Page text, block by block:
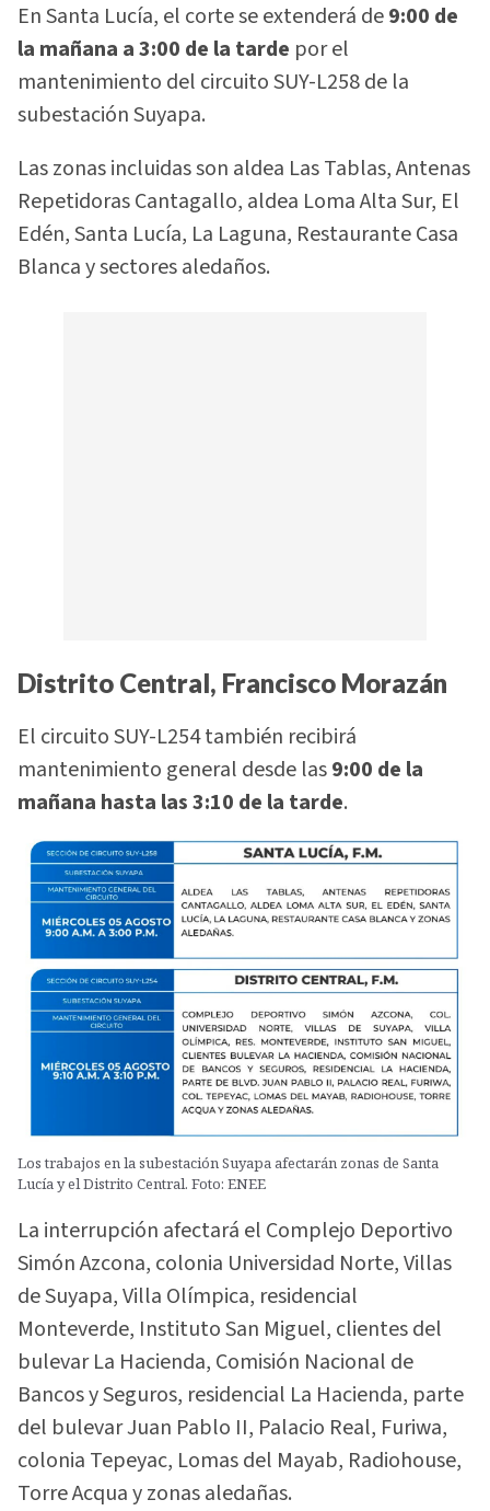
En Santa Lucía, el corte se extenderá de9:00 de
la mañana a 3:00 de la tarde por el
mantenimiento del circuito SUY-L258 de la
subestación Suyapa.
Las zonas incluidas son aldea Las Tablas, Antenas
Repetidoras Cantagallo, aldea Loma Alta Sur, El
Edén, Santa Lucía, La Laguna, Restaurante Casa
Blanca y sectores aledaños.
Distrito Central, Francisco Morazán
El circuito SUY-L254 también recibirá
mantenimiento general desde las9:00 de la
mañana hasta las 3:10 de la tarde.
Los trabajos en la subestación Suyapa afectarán zonas de Santa
Lucía y el Distrito Central. Foto: ENEE
La interrupción afectará el Complejo Deportivo
Simón Azcona, colonia Universidad Norte, Villas
de Suyapa, Villa Olímpica, residencial
Monteverde, Instituto San Miguel, clientes del
bulevar La Hacienda, Comisión Nacional de
Bancos y Seguros, residencial La Hacienda, parte
del bulevar Juan Pablo II, Palacio Real, Furiwa,
colonia Tepeyac, Lomas del Mayab, Radiohouse,
Torre Acqua y zonas aledañas.